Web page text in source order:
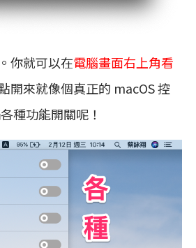
你就可以在電腦畫面右上角看
開來就像個真正的 macOS 控
種功能開關呢！